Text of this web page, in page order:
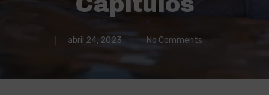
abril 24, 2023 No Comments